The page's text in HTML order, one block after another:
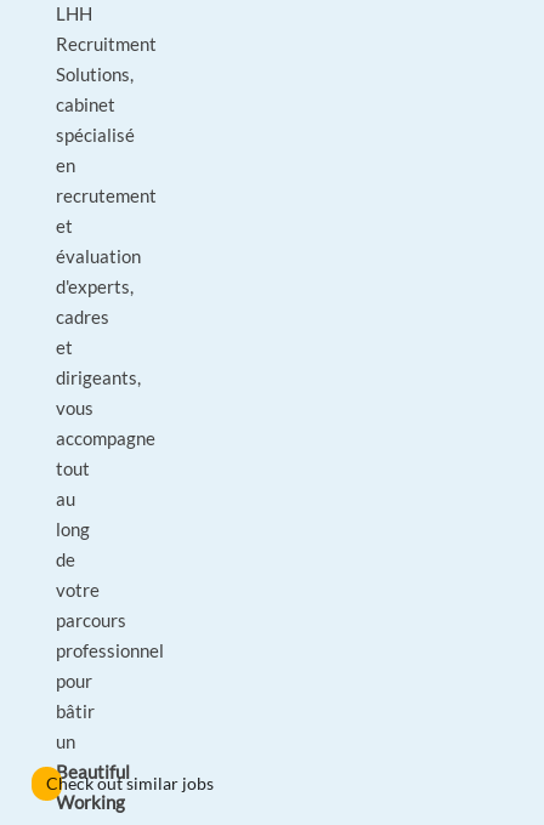
LHH
Recruitment
Solutions,
cabinet
spécialisé
en
recrutement
et
évaluation
d'experts,
cadres
et
dirigeants,
vous
accompagne
tout
au
long
de
votre
parcours
professionnel
pour
bâtir
un
Beautiful
Working
Check out similar jobs